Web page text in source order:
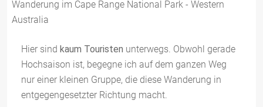
Hier sind kaum Touristen unterwegs. Obwohl gerade
Hochsaison ist, begegne ich auf dem ganzen Weg
nur einer kleinen Gruppe, die diese Wanderung in
entgegengesetzter Richtung macht.